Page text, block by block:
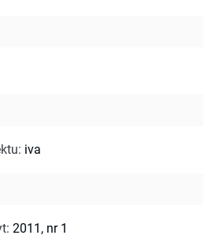
: iva
: 2011, nr 1